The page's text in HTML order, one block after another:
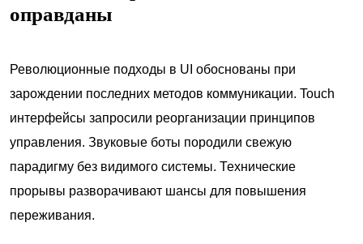
оправданы
Революционные подходы в UI обоснованы при
зарождении последних методов коммуникации. Touch
интерфейсы запросили реорганизации принципов
управления. Звуковые боты породили свежую
парадигму без видимого системы. Технические
прорывы разворачивают шансы для повышения
переживания.